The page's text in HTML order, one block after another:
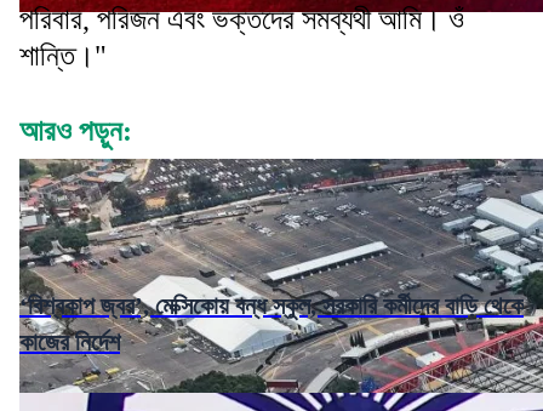
পরিবার, পরিজন এবং ভক্তদের সমব্যথী আমি। ওঁ
শান্তি।"
আরও পড়ুন:
‘বিশ্বকাপ জ্বর’, মেক্সিকোয় বন্ধ স্কুল, সরকারি কর্মীদের বাড়ি থেকে
কাজের নির্দেশ